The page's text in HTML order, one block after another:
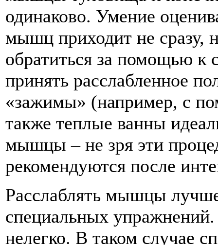
одинаково. Умение
мышц приходит не сразу,
обратиться за помощью к
принять расслабленное
«зажимы» (например, с
также теплые ванны
мышцы – не зря эти
рекомендуются после
Расслаблять мышцы
специальных упражнений.
нелегко. В таком случае